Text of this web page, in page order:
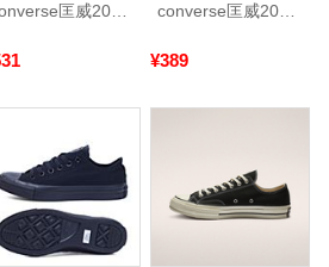
converse匡威2026年男女Chuck Taylor 70S AO帆布鞋162062C converse匡威2026年男女Chuck Taylor CORE帆布鞋101001
¥389